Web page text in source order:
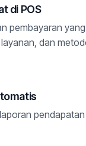
di POS
pembayaran
dan